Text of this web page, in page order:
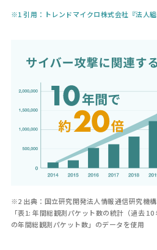
※1 引用：トレンドマイクロ株式会社『法⼈
※2 出典：国立研究開発法人情報通信研究機
「表1: 年間総観測パケット数の統計（過去
の年間総観測パケット数」のデータを使用